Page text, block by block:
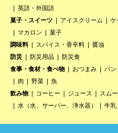
英語・外国語
菓子・スイーツ
アイスクリーム ケ
マカロン
菓子
調味料
スパイス・香辛料
醤油
防災
防災用品
防災食
食事・食材・食べ物
おつまみ パン
肉
野菜
魚
飲み物
コーヒー ジュース スム
水（水、サーバー、浄水器）
牛乳